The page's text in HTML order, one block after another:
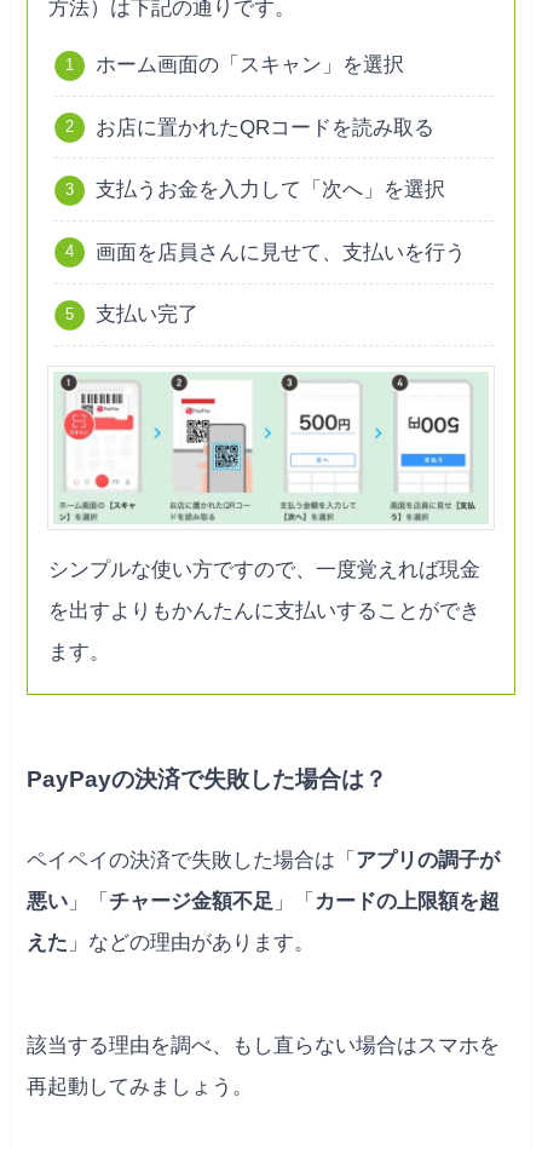
方法）は下記の通りです。
ホーム画面の「スキャン」を選択
お店に置かれたQRコードを読み取る
支払うお金を入力して「次へ」を選択
画面を店員さんに見せて、支払いを行う
支払い完了
シンプルな使い方ですので、一度覚えれば現金
を出すよりもかんたんに支払いすることができ
ます。
PayPayの決済で失敗した場合は？
ペイペイの決済で失敗した場合は「 アプリの調子が
悪い 」「チャージ金額不足 」「 カードの上限額を超
えた 」などの理由があります。
該当する理由を調べ、もし直らない場合はスマホを
再起動してみましょう。